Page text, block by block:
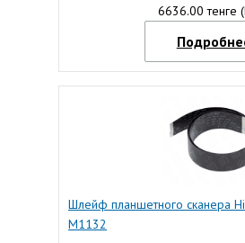
6636.00 тенге
Шлейф планшетного сканера
M1132